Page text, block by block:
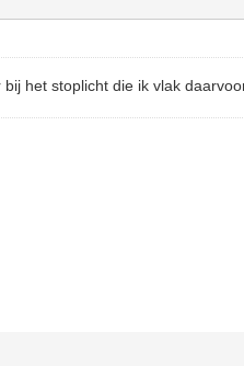
het stoplicht die ik vlak